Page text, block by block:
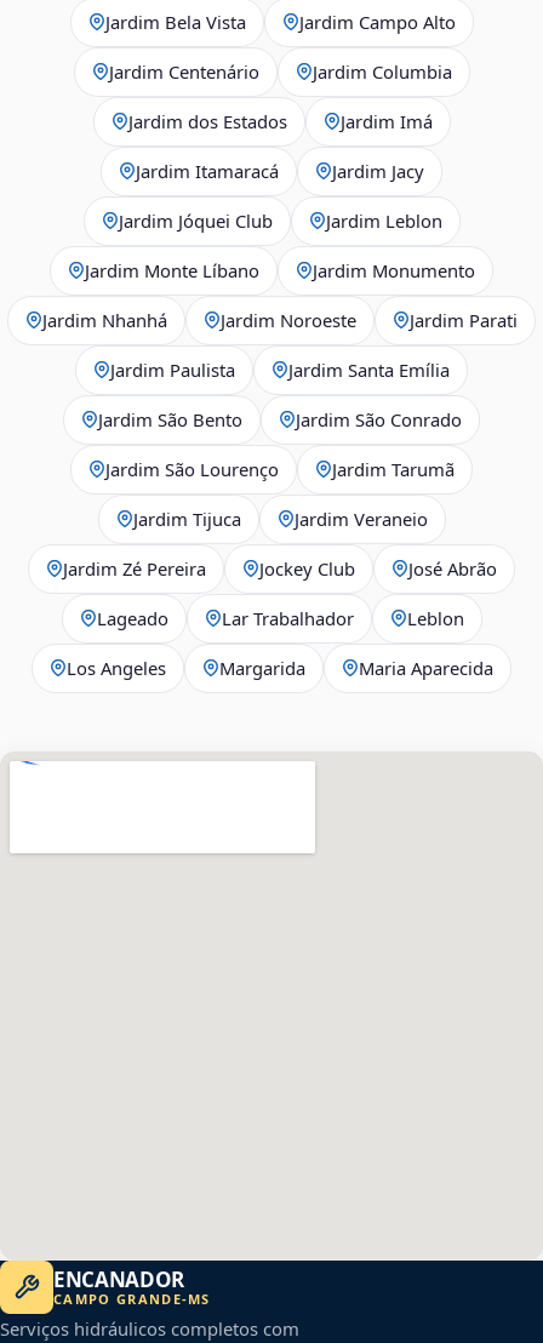
Jardim Bela Vista Jardim Campo Alto
Jardim Centenário Jardim Columbia
Jardim dos Estados Jardim Imá
Jardim Itamaracá Jardim Jacy
Jardim Jóquei Club Jardim Leblon
Jardim Monte Líbano Jardim Monumento
Jardim Nhanhá Jardim Noroeste Jardim Parati
Jardim Paulista Jardim Santa Emília
Jardim São Bento Jardim São Conrado
Jardim São Lourenço Jardim Tarumã
Jardim Tijuca Jardim Veraneio
Jardim Zé Pereira Jockey Club José Abrão
Lageado Lar Trabalhador Leblon
Los Angeles Margarida Maria Aparecida
ENCANADOR
CAMPO GRANDE-MS
Serviços hidráulicos completos com